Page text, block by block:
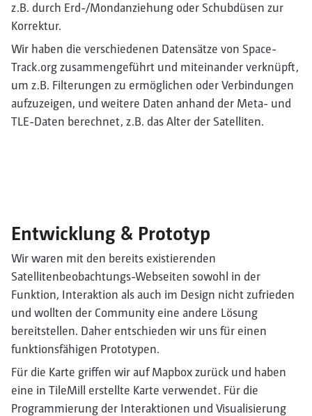
z.B. durch Erd-/Mondanziehung oder Schubdüsen zur
Korrektur.
Wir haben die verschiedenen Datensätze von Space-
Track.org zusammengeführt und miteinander verknüpft,
um z.B. Filterungen zu ermöglichen oder Verbindungen
aufzuzeigen, und weitere Daten anhand der Meta- und
TLE-Daten berechnet, z.B. das Alter der Satelliten.
Entwicklung & Prototyp
Wir waren mit den bereits existierenden
Satellitenbeobachtungs-Webseiten sowohl in der
Funktion, Interaktion als auch im Design nicht zufrieden
und wollten der Community eine andere Lösung
bereitstellen. Daher entschieden wir uns für einen
funktionsfähigen Prototypen.
Für die Karte griffen wir auf Mapbox zurück und haben
eine in TileMill erstellte Karte verwendet. Für die
Programmierung der Interaktionen und Visualisierung